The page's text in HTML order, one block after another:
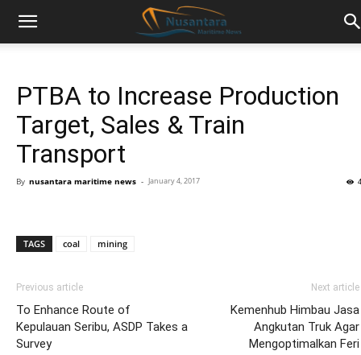
PTBA to Increase Production
Target, Sales & Train
Transport
By nusantara maritime news - January 4, 2017
TAGS coal mining
Previous article
To Enhance Route of
Kepulauan Seribu, ASDP Takes a
Survey
Next article
Kemenhub Himbau Jasa
Angkutan Truk Agar
Mengoptimalkan Feri